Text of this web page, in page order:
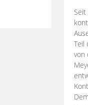
Teil
von